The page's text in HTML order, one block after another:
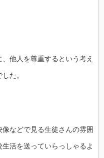
他人を尊重するという考え
た。
などで見る生徒さんの雰囲
活を送っていらっしゃるよ